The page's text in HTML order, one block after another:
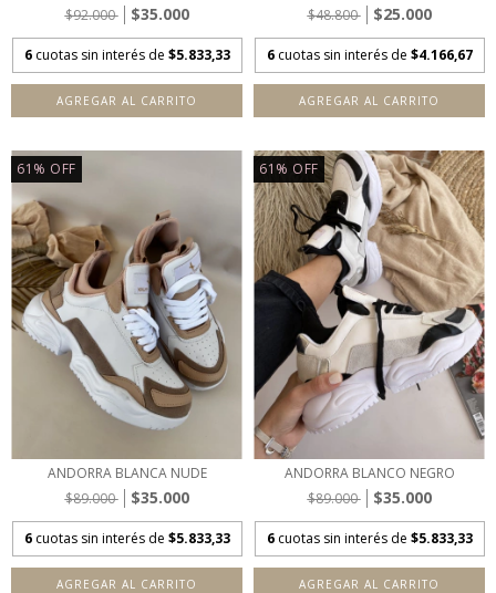
$92.000
$35.000
6 cuotas sin interés de $5.833,33
AGREGAR AL CARRITO
$48.800
$25.000
6 cuotas sin interés de $4.166,67
AGREGAR AL CARRITO
61 % OFF
ANDORRA BLANCA NUDE
$89.000
$35.000
6 cuotas sin interés de $5.833,33
AGREGAR AL CARRITO
61 % OFF
ANDORRA BLANCO NEGRO
$89.000
$35.000
6 cuotas sin interés de $5.833,33
AGREGAR AL CARRITO